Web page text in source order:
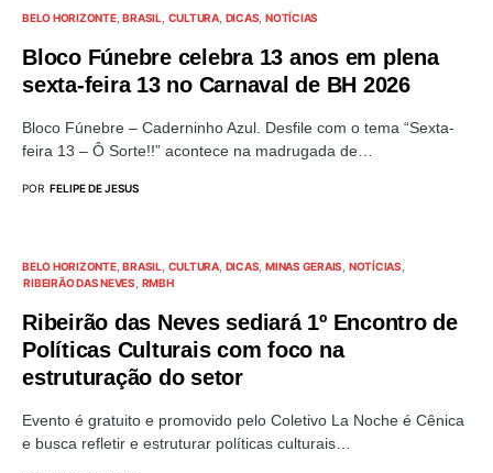
BELO HORIZONTE BRASIL CULTURA DICAS NOTÍCIAS
Bloco Fúnebre celebra 13 anos em plena
sexta-feira 13 no Carnaval de BH 2026
Bloco Fúnebre – Caderninho Azul. Desfile com o tema “Sexta-
feira 13 – Ô Sorte!!” acontece na madrugada de…
POR FELIPE DE JESUS
BELO HORIZONTE BRASIL CULTURA DICAS MINAS GERAIS NOTÍCIAS
RIBEIRÃO DAS NEVES RMBH
Ribeirão das Neves sediará 1º Encontro de
Políticas Culturais com foco na
estruturação do setor
Evento é gratuito e promovido pelo Coletivo La Noche é Cênica
e busca refletir e estruturar políticas culturais…